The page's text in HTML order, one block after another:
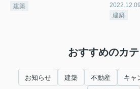
建築
2022.12.09
建築
おすすめのカテ
お知らせ 建築 不動産 キャ